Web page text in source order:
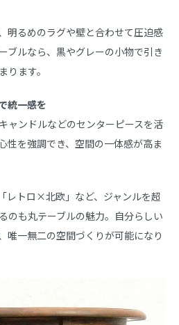
明るめのラグや壁と合わせて圧迫感
ブルなら、黒やグレーの小物で引き
ります。
統一感を
ャンドルなどのセンターピースを活
性を強調でき、空間の一体感が高ま
レトロ×北欧」など、ジャンルを超
のも丸テーブルの魅力。自分らしい
唯一無二の空間づくりが可能になり